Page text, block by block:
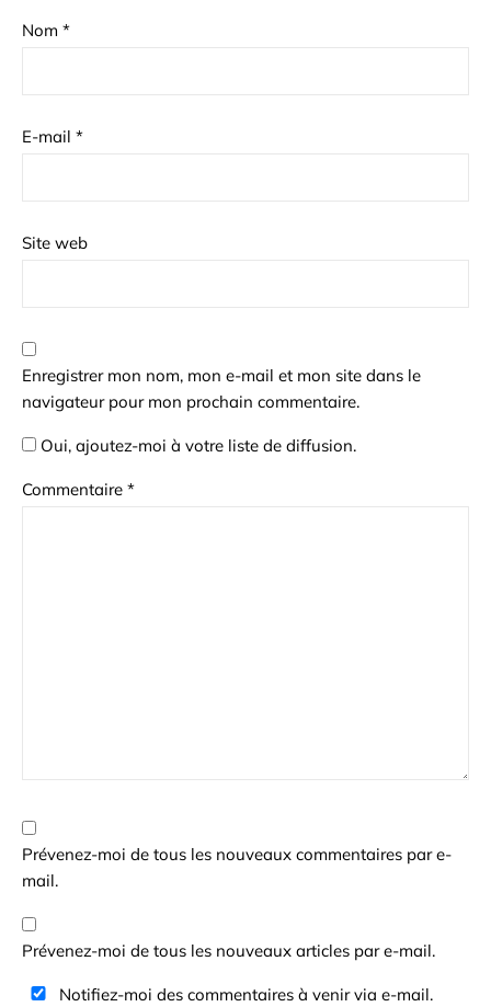
Nom *
E-mail *
Site web
Enregistrer mon nom, mon e-mail et mon site dans le
navigateur pour mon prochain commentaire.
Oui, ajoutez-moi à votre liste de diffusion.
Commentaire *
Prévenez-moi de tous les nouveaux commentaires par e-
mail.
Prévenez-moi de tous les nouveaux articles par e-mail.
Notifiez-moi des commentaires à venir via e-mail.